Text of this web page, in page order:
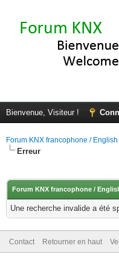
Bienvenue, Visiteur !
Forum KNX francophone /
Erreur
Forum KNX francophone /
Une recherche invalide a été
Contact Retourner en haut